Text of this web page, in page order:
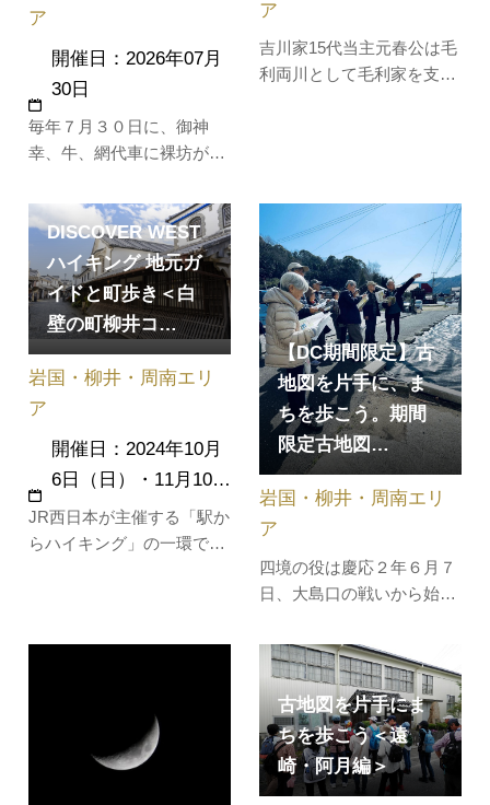
毎年７月３０日に、御神
幸、牛、網代車に裸坊が奉
す。大名行列、大行司、小
行司、長持ちが行列しま
す。
ア
開催日：2026年07月
30日
吉川家15代当主元春公は毛
利両川として毛利家を支
り、岩国城など藩の礎を築
きました。令和7年からの3
年間は、三公それぞれが節
目の年を迎えます。激動の
時代を生き抜…
ア
DISCOVER WEST
ハイキング 地元ガ
イドと町歩き＜白
壁の町柳井コ…
JR西日本が主催する「駅か
らハイキング」の一環で、
のウォーキングイベントで
として栄え、現在は国の重
要伝統的建造物群保存地区
岩国・柳井・周南エリ
ア
開催日：2024年10月
6日（日）・11月10…
【DC期間限定】古
地図を片手に、ま
ちを歩こう。期間
限定古地図…
四境の役は慶応２年６月７
日、大島口の戦いから始ま
府軍艦から砲撃を受け、そ
の後松山藩軍に占領されま
す。地元のふるさと歴史探
索の会の方たちと、江戸時
代の地図を片手に当時の道
を確認しながら史跡を巡っ
岩国・柳井・周南エリ
ア
古地図を片手にま
ちを歩こう＜遠
崎・阿月編＞